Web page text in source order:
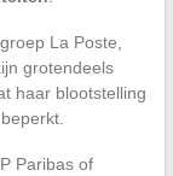
La Poste,
grotendeels
haar blootstelling
Paribas of